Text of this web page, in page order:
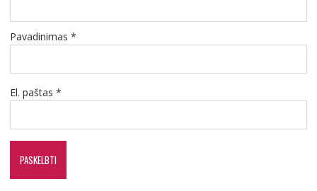
Pavadinimas *
El. paštas *